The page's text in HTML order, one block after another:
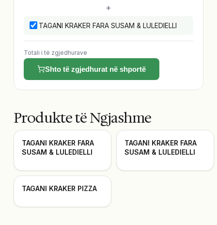
+
TAGANI KRAKER FARA SUSAM & LULEDIELLI
Totali i të zgjedhurave
Shto të zgjedhurat në shportë
Produkte të Ngjashme
TAGANI KRAKER FARA
SUSAM & LULEDIELLI
TAGANI KRAKER FARA
SUSAM & LULEDIELLI
TAGANI KRAKER PIZZA